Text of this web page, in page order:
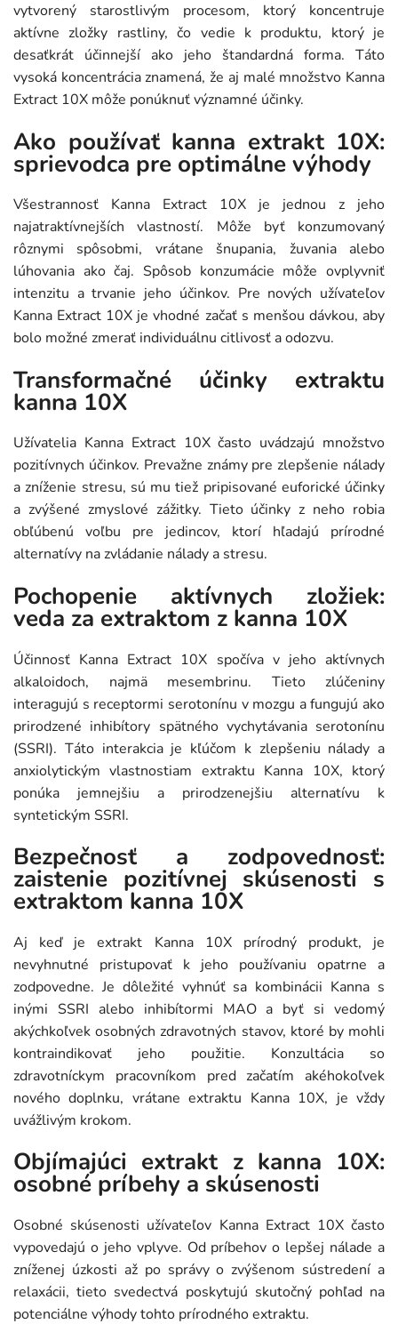
vytvorený starostlivým procesom, ktorý koncentruje
aktívne zložky rastliny, čo vedie k produktu, ktorý je
desaťkrát účinnejší ako jeho štandardná forma. Táto
vysoká koncentrácia znamená, že aj malé množstvo Kanna
Extract 10X môže ponúknuť významné účinky.
Ako používať kanna extrakt 10X:
sprievodca pre optimálne výhody
Všestrannosť Kanna Extract 10X je jednou z jeho
najatraktívnejších vlastností. Môže byť konzumovaný
rôznymi spôsobmi, vrátane šnupania, žuvania alebo
lúhovania ako čaj. Spôsob konzumácie môže ovplyvniť
intenzitu a trvanie jeho účinkov. Pre nových užívateľov
Kanna Extract 10X je vhodné začať s menšou dávkou, aby
bolo možné zmerať individuálnu citlivosť a odozvu.
Transformačné účinky extraktu
kanna 10X
Užívatelia Kanna Extract 10X často uvádzajú množstvo
pozitívnych účinkov. Prevažne známy pre zlepšenie nálady
a zníženie stresu, sú mu tiež pripisované euforické účinky
a zvýšené zmyslové zážitky. Tieto účinky z neho robia
obľúbenú voľbu pre jedincov, ktorí hľadajú prírodné
alternatívy na zvládanie nálady a stresu.
Pochopenie aktívnych zložiek:
veda za extraktom z kanna 10X
Účinnosť Kanna Extract 10X spočíva v jeho aktívnych
alkaloidoch, najmä mesembrinu. Tieto zlúčeniny
interagujú s receptormi serotonínu v mozgu a fungujú ako
prirodzené inhibítory spätného vychytávania serotonínu
(SSRI). Táto interakcia je kľúčom k zlepšeniu nálady a
anxiolytickým vlastnostiam extraktu Kanna 10X, ktorý
ponúka jemnejšiu a prirodzenejšiu alternatívu k
syntetickým SSRI.
Bezpečnosť a zodpovednosť:
zaistenie pozitívnej skúsenosti s
extraktom kanna 10X
Aj keď je extrakt Kanna 10X prírodný produkt, je
nevyhnutné pristupovať k jeho používaniu opatrne a
zodpovedne. Je dôležité vyhnúť sa kombinácii Kanna s
inými SSRI alebo inhibítormi MAO a byť si vedomý
akýchkoľvek osobných zdravotných stavov, ktoré by mohli
kontraindikovať jeho použitie. Konzultácia so
zdravotníckym pracovníkom pred začatím akéhokoľvek
nového doplnku, vrátane extraktu Kanna 10X, je vždy
uvážlivým krokom.
Objímajúci extrakt z kanna 10X:
osobné príbehy a skúsenosti
Osobné skúsenosti užívateľov Kanna Extract 10X často
vypovedajú o jeho vplyve. Od príbehov o lepšej nálade a
zníženej úzkosti až po správy o zvýšenom sústredení a
relaxácii, tieto svedectvá poskytujú skutočný pohľad na
potenciálne výhody tohto prírodného extraktu.